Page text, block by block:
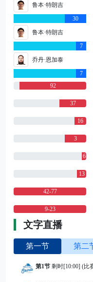
鲁本·特朗吉
30
鲁本·特朗吉
7
乔丹·恩加泰
7
92
37
16
3
6
13
42-77
9-23
文字直播
第一节 第二
第1节 剩时[10:00] (比